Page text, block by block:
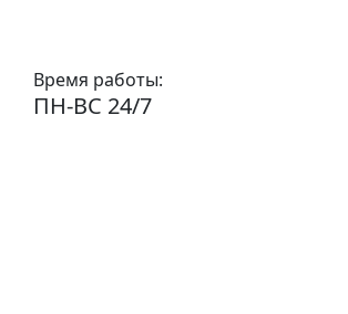
Время работы:
ПН-ВС 24/7